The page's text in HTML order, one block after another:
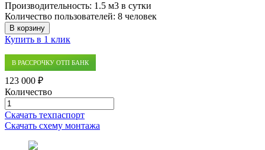
Производительность: 1.5 м3 в сутки
Количество пользователей: 8 человек
В корзину
Купить в 1 клик
В РАССРОЧКУ ОТП БАНК
123 000 ₽
Количество
Количество
товара
Септик
канализация)
Скачать техпаспорт
Скачать схему монтажа